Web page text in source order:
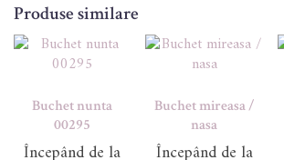
Produse similare
Buchet nunta
00295
Buchet mireasa /
nasa